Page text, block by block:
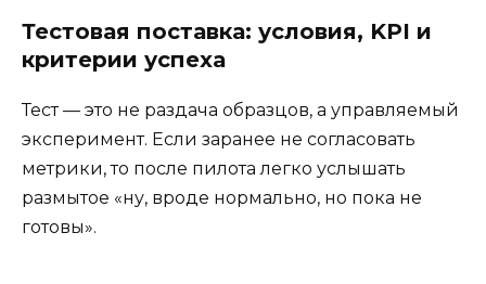
Тестовая поставка: условия, KPI и
критерии успеха
Тест — это не раздача образцов, а управляемый
эксперимент. Если заранее не согласовать
метрики, то после пилота легко услышать
размытое «ну, вроде нормально, но пока не
готовы».